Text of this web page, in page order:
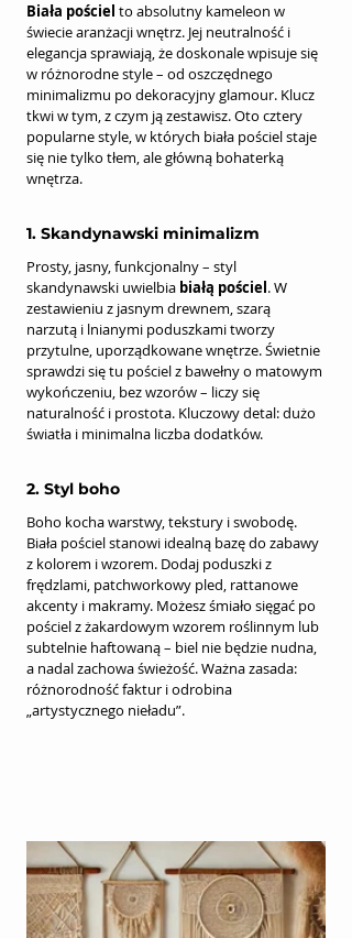
Biała pościel to absolutny kameleon w
świecie aranżacji wnętrz. Jej neutralność i
elegancja sprawiają, że doskonale wpisuje się
w różnorodne style – od oszczędnego
minimalizmu po dekoracyjny glamour. Klucz
tkwi w tym, z czym ją zestawisz. Oto cztery
popularne style, w których biała pościel staje
się nie tylko tłem, ale główną bohaterką
wnętrza.
1. Skandynawski minimalizm
Prosty, jasny, funkcjonalny – styl
skandynawski uwielbia białą pościel . W
zestawieniu z jasnym drewnem, szarą
narzutą i lnianymi poduszkami tworzy
przytulne, uporządkowane wnętrze. Świetnie
sprawdzi się tu pościel z bawełny o matowym
wykończeniu, bez wzorów – liczy się
naturalność i prostota. Kluczowy detal: dużo
światła i minimalna liczba dodatków.
2. Styl boho
Boho kocha warstwy, tekstury i swobodę.
Biała pościel stanowi idealną bazę do zabawy
z kolorem i wzorem. Dodaj poduszki z
frędzlami, patchworkowy pled, rattanowe
akcenty i makramy. Możesz śmiało sięgać po
pościel z żakardowym wzorem roślinnym lub
subtelnie haftowaną – biel nie będzie nudna,
a nadal zachowa świeżość. Ważna zasada:
różnorodność faktur i odrobina
„artystycznego nieładu”.